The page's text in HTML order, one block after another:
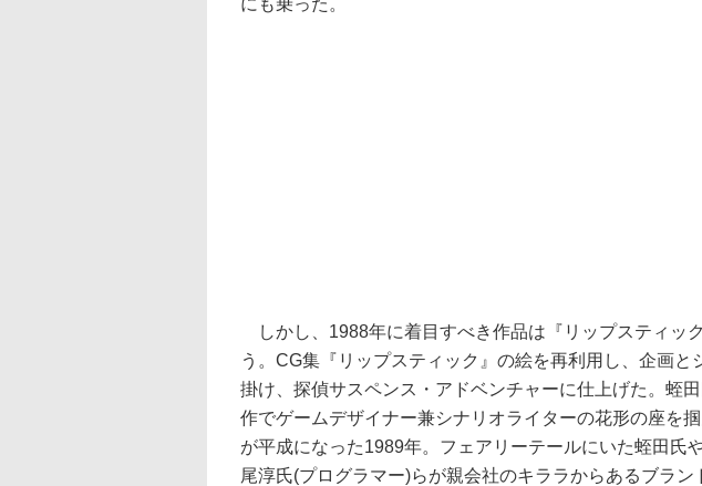
にも乗った。
しかし、1988年に着目すべき作品は『リップスティッ
う。CG集『リップスティック』の絵を再利用し、企画と
掛け、探偵サスペンス・アドベンチャーに仕上げた。蛭
作でゲームデザイナー兼シナリオライターの花形の座を
が平成になった1989年。フェアリーテールにいた蛭田氏
尾淳氏(プログラマー)らが親会社のキララからあるブラン